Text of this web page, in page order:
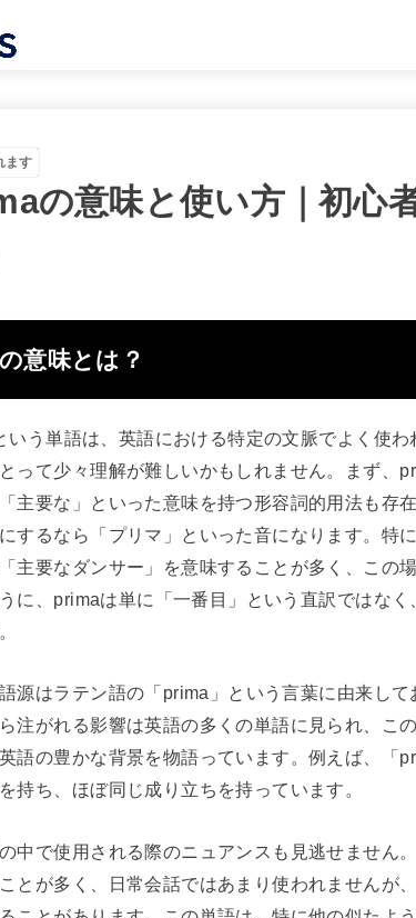
ます
の意味と使い方｜初心
意味とは？
いう単語は、英語における特定の文脈でよく使
って少々理解が難しいかもしれません。まず、
「主要な」といった意味を持つ形容詞的用法も存
するなら「プリマ」といった音になります。特
主要なダンサー」を意味することが多く、この
に、primaは単に「一番目」という直訳ではな
源はラテン語の「prima」という言葉に由来して
注がれる影響は英語の多くの単語に見られ、こ
語の豊かな背景を物語っています。例えば、「
持ち、ほぼ同じ成り立ちを持っています。
中で使用される際のニュアンスも見逃せません
とが多く、日常会話ではあまり使われませんが